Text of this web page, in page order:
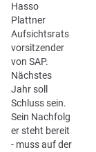
Hasso
Plattner
Aufsichtsrats
vorsitzender
von SAP.
Nächstes
Jahr soll
Schluss sein.
Sein Nachfolg
er steht bereit
- muss auf der